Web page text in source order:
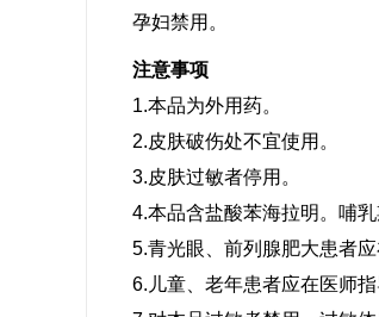
孕妇禁用。
注意事项
1.本品为外用药。
2.皮肤破伤处不宜使用。
3.皮肤过敏者停用。
4.本品含盐酸苯海拉明。哺乳
5.青光眼、前列腺肥大患者应
6.儿童、老年患者应在医师指